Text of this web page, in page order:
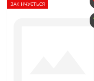
ЗАКІНЧУЄТЬСЯ